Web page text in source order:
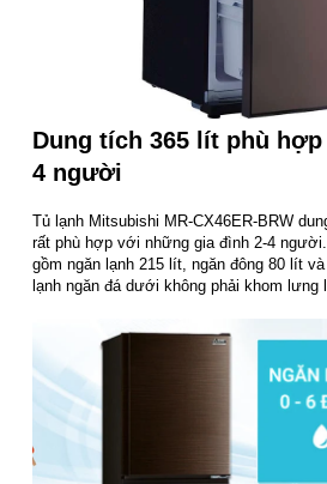
Dung tích 365 lít phù
4 người
Tủ lạnh Mitsubishi MR-CX46ER-BRW
rất phù hợp với những gia đình 2-4
gồm ngăn lạnh 215 lít, ngăn đông 80 lít
lạnh ngăn đá dưới không phải khom lưng